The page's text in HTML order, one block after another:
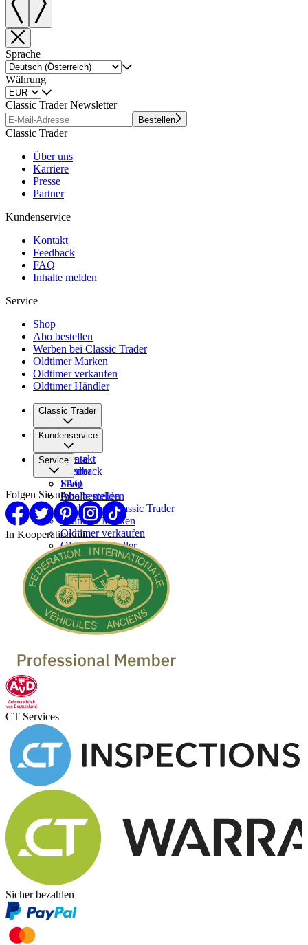
Sprache
Währung
Classic Trader Newsletter
Bestellen
Classic Trader
Über uns
Karriere
Presse
Partner
Kundenservice
Kontakt
Feedback
FAQ
Inhalte melden
Service
Shop
Abo bestellen
Werben bei Classic Trader
Oldtimer Marken
Oldtimer verkaufen
Oldtimer Händler
Classic Trader
Über uns
Karriere
Presse
Partner
Kundenservice
Kontakt
Feedback
FAQ
Inhalte melden
Service
Shop
Abo bestellen
Werben bei Classic Trader
Oldtimer Marken
Oldtimer verkaufen
Oldtimer Händler
Folgen Sie uns
In Kooperation mit
CT Services
Sicher bezahlen